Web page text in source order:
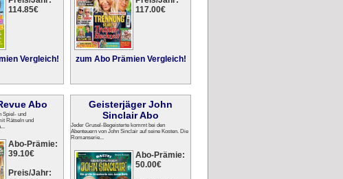
114.85€
Vergleich!
117.00€
zum Abo Prämien Vergleich!
Abo
Spiel- und
Rätseln und
Abo-Prämie:
39.10€
Preis/Jahr:
Geisterjäger John
Sinclair Abo
Jeder Grusel-Begeisterte kommt bei den
Abenteuern von John Sinclair auf seine Kosten. Die
Romanserie...
Abo-Prämie:
50.00€